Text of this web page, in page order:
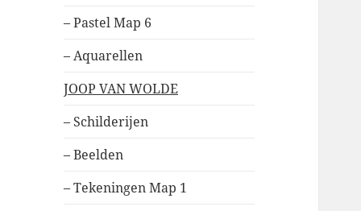
– Pastel Map 6
– Aquarellen
JOOP VAN WOLDE
– Schilderijen
– Beelden
– Tekeningen Map 1